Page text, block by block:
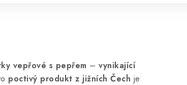
vepřové s pepřem – vynikající
poctivý produkt z jižních Čech je